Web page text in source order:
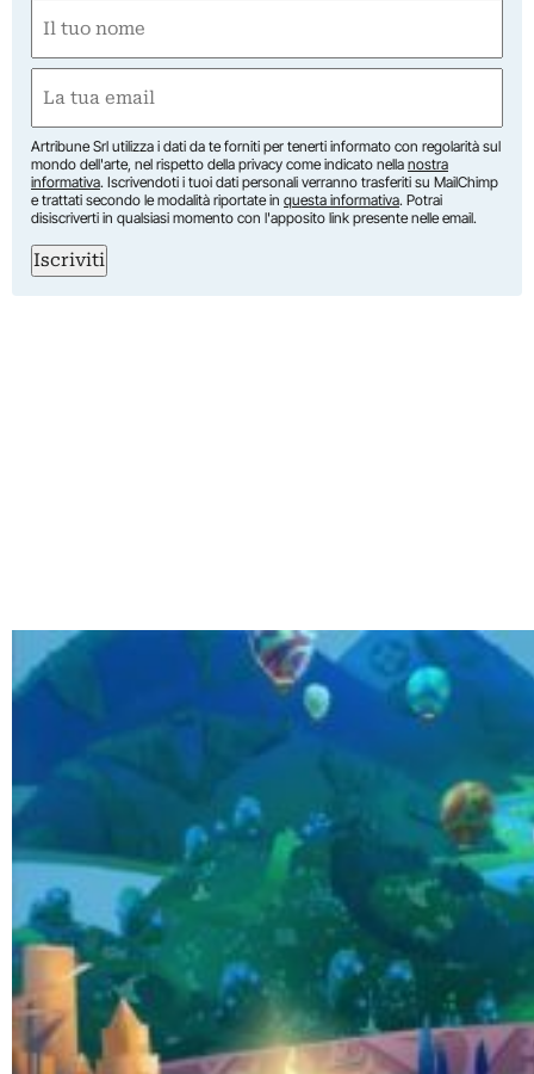
(Obbligatorio)
Nome
(Obbligatorio)
Artribune Srl utilizza i dati da te forniti per tenerti informato con regolarità sul
mondo dell'arte, nel rispetto della privacy come indicato nella nostra
informativa. Iscrivendoti i tuoi dati personali verranno trasferiti su MailChimp
e trattati secondo le modalità riportate in questa informativa. Potrai
disiscriverti in qualsiasi momento con l'apposito link presente nelle email.
Iscriviti